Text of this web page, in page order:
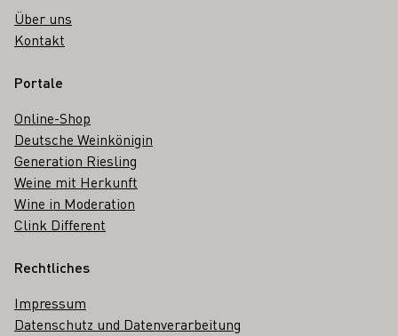
Über uns
Kontakt
Portale
Online-Shop
Deutsche Weinkönigin
Generation Riesling
Weine mit Herkunft
Wine in Moderation
Clink Different
Rechtliches
Impressum
Datenschutz und Datenverarbeitung